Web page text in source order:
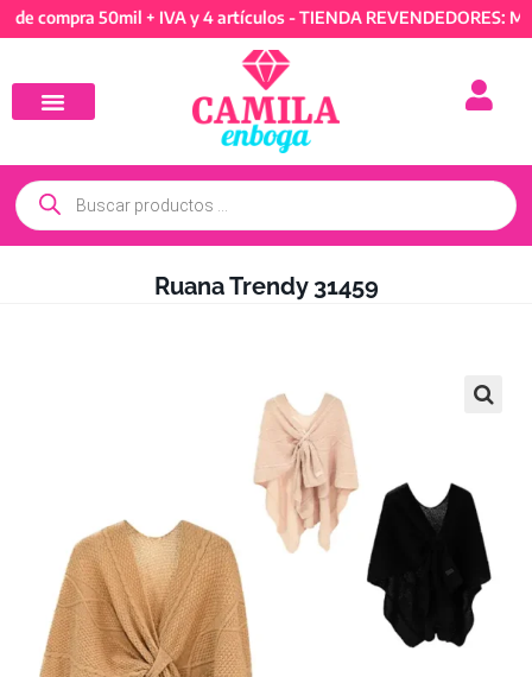
compra 50mil + IVA y 4 artículos - TIENDA REVENDEDORES:
Ruana Trendy 31459